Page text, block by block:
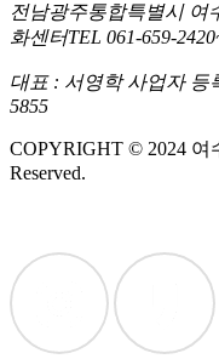
전남광주통합특별시 여
화센터TEL 061-659-
대표 : 서영학사업자 등
5855
COPYRIGHT © 2024 여
Reserved.